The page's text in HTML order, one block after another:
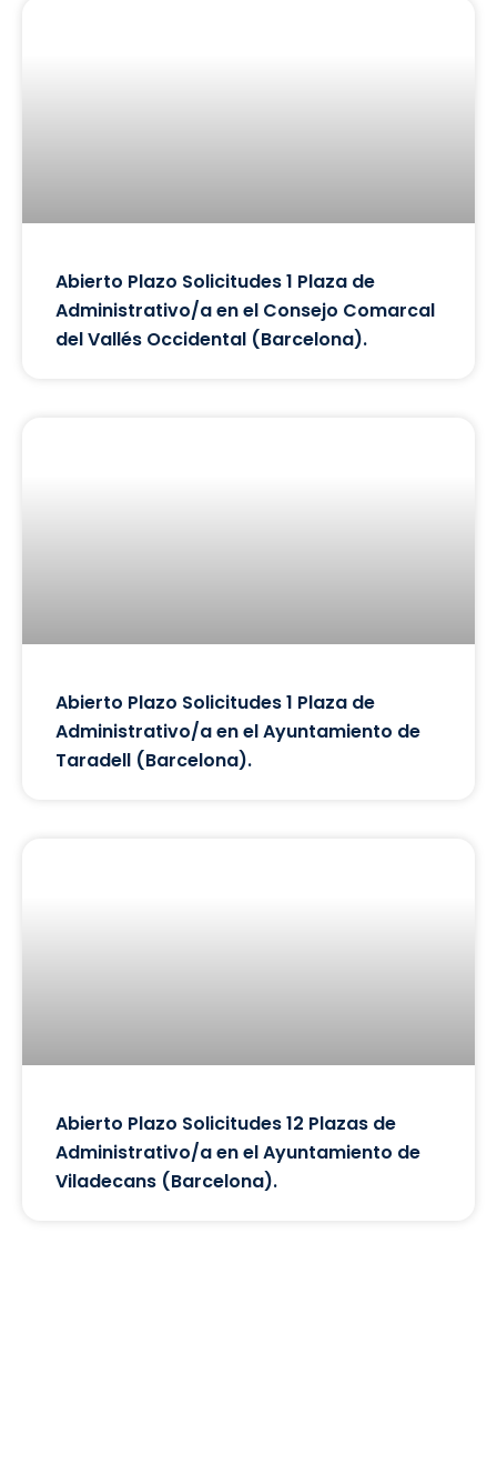
Abierto Plazo Solicitudes 1 Plaza de
Administrativo/a en el Consejo Comarcal
del Vallés Occidental (Barcelona).
Abierto Plazo Solicitudes 1 Plaza de
Administrativo/a en el Ayuntamiento de
Taradell (Barcelona).
Abierto Plazo Solicitudes 12 Plazas de
Administrativo/a en el Ayuntamiento de
Viladecans (Barcelona).